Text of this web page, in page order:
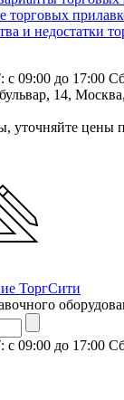
торговых
и недостатки
09:00 до 17:00
14,
уточняйте цены
09:00 до 17:00